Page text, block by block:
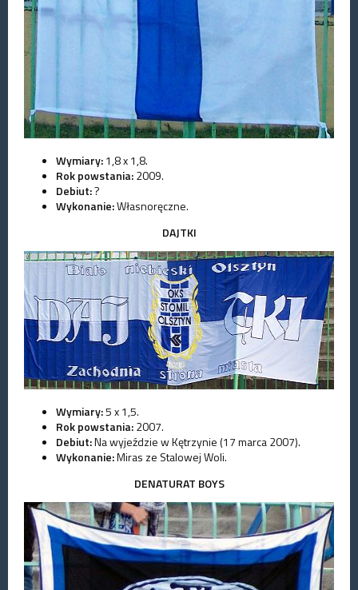
Wymiary:1,8 x 1,8.
Rok powstania:2009.
Debiut:?
Wykonanie:Własnoręczne.
DAJTKI
Wymiary:5 x 1,5.
Rok powstania:2007.
Debiut:Na wyjeździe w Kętrzynie (17 marca 2007).
Wykonanie:Miras ze Stalowej Woli.
DENATURAT BOYS